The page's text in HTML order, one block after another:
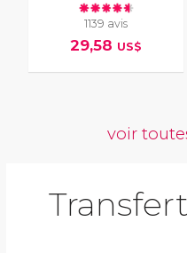
1139 avis
29,58 US$
voir